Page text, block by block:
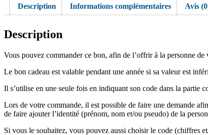
Description Informations complémentaires Avis
Description
Vous pouvez commander ce bon, afin de l’offrir à la personne de
Le bon cadeau est valable pendant une année si sa valeur est
Il s’utilise en une seule fois en indiquant son code dans la partie
Lors de votre commande, il est possible de faire une demande
de faire ajouter l’identité (prénom, nom et/ou pseudo) de la
Si vous le souhaitez, vous pouvez aussi choisir le code (chiffres